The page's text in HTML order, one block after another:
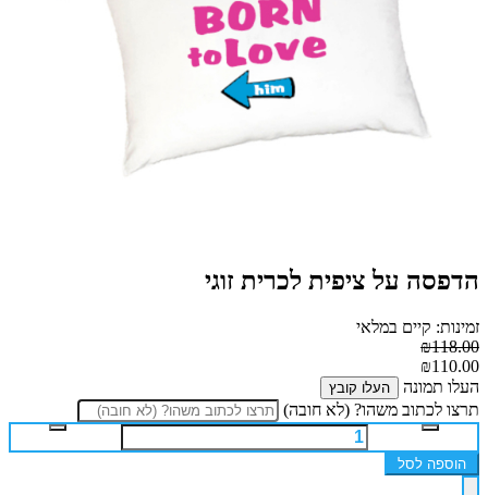
הדפסה על ציפית לכרית זוגי
זמינות: קיים במלאי
₪118.00
₪110.00
העלו תמונה
העלו קובץ
תרצו לכתוב משהו? (לא חובה)
הוספה לסל